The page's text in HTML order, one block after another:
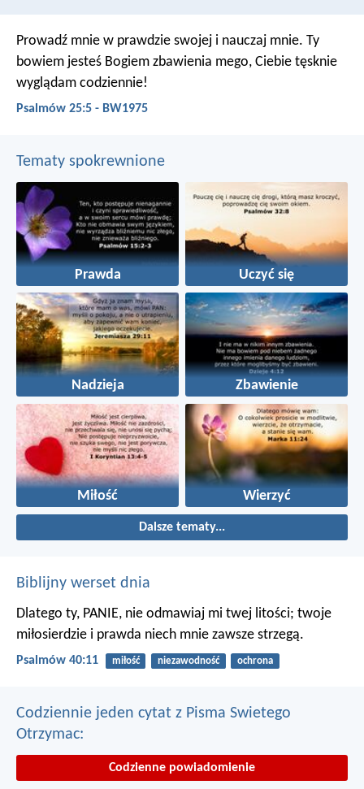
Prowadź mnie w prawdzie swojej i nauczaj mnie. Ty
bowiem jesteś Bogiem zbawienia mego, Ciebie tęsknie
wyglądam codziennie!
Psalmów 25:5 - BW1975
Tematy spokrewnione
Prawda Uczyć się
Nadzieja Zbawienie
Miłość Wierzyć
Dalsze tematy...
Biblijny werset dnia
Dlatego ty, PANIE, nie odmawiaj mi twej litości; twoje
miłosierdzie i prawda niech mnie zawsze strzegą.
Psalmów 40:11 miłość niezawodność ochrona
Codziennie jeden cytat z Pisma Swietego
Otrzymac:
Codzienne powiadomienie